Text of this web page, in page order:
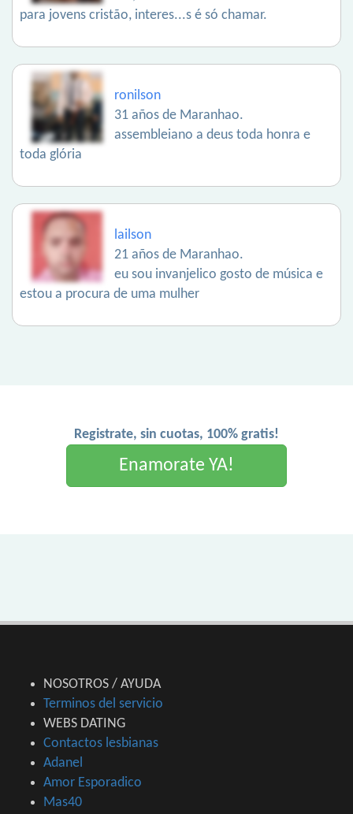
para jovens cristão, interes...s é só chamar.
ronilson
31 años de Maranhao.
assembleiano a deus toda honra e
toda glória
lailson
21 años de Maranhao.
eu sou invanjelico gosto de música e
estou a procura de uma mulher
Registrate, sin cuotas, 100% gratis!
Enamorate YA!
NOSOTROS / AYUDA
Terminos del servicio
WEBS DATING
Contactos lesbianas
Adanel
Amor Esporadico
Mas40